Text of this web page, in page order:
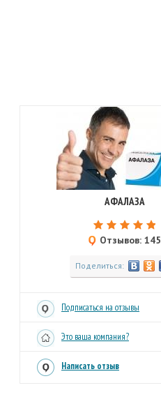
АФАЛАЗА
Отзывов: 145
Поделиться:
Подписаться на отзывы
Это ваша компания?
Написать отзыв